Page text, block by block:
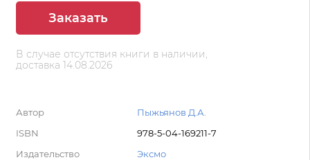
Заказать
В случае отсутствия книги в наличии,
доставка 14.08.2026
Автор
Пыжьянов Д.А.
ISBN
978-5-04-169211-7
Издательство
Эксмо